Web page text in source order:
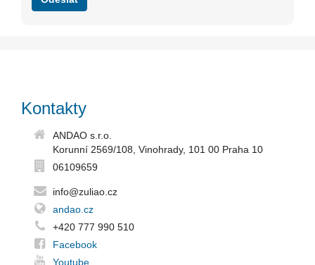
Kontakty
ANDAO s.r.o.
Korunní 2569/108, Vinohrady, 101 00 Praha 10
06109659
info@zuliao.cz
andao.cz
+420 777 990 510
Facebook
Youtube